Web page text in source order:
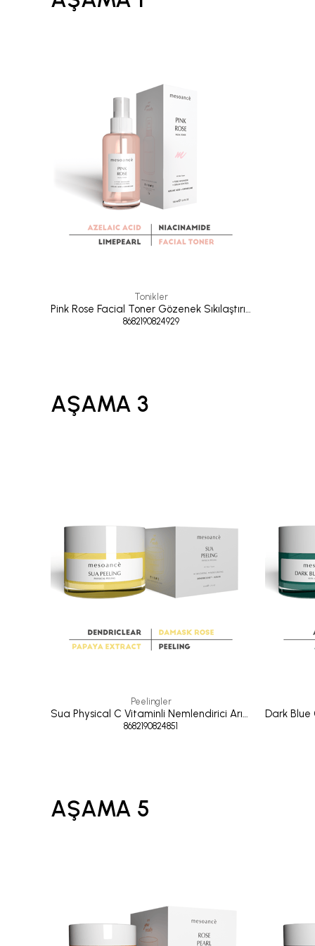
Tonikler
Pink Rose Facial Toner Gözenek Sıkılaştırıcı Aydınlatıcı Tonik 100 ml
8682190824929
AŞAMA 3
Peelingler
Sua Physical C Vitaminli Nemlendirici Arındırıcı Peeling 50 ML
8682190824851
AŞAMA 5